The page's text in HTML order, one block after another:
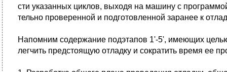
сти указанных циклов, выходя на машину с
тельно проверенной и подготовленной заранее к
Напомним содержание подэтапов 1'-5', имеющих
легчить предстоящую отладку и сократить время ее